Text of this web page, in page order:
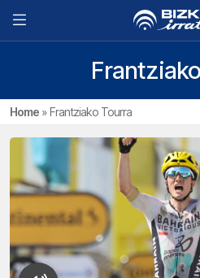
Home »Frantziako Tourra